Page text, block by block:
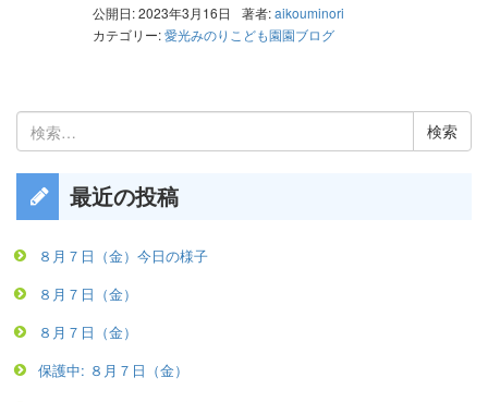
公開日: 2023年3月16日 著者:aikouminori
カテゴリー:愛光みのりこども園園ブログ
検
索:
最近の投稿
８月７日（金）今日の様子
８月７日（金）
８月７日（金）
保護中: ８月７日（金）